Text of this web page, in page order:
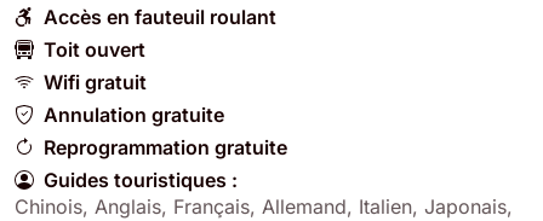
Accès en fauteuil roulant
Toit ouvert
Wifi gratuit
Annulation gratuite
Reprogrammation gratuite
Guides touristiques :
Chinois, Anglais, Français, Allemand, Italien, Japonais,